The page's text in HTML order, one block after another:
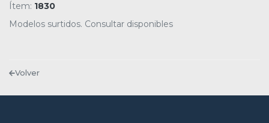
Ítem: 1830
Modelos surtidos. Consultar disponibles
Volver